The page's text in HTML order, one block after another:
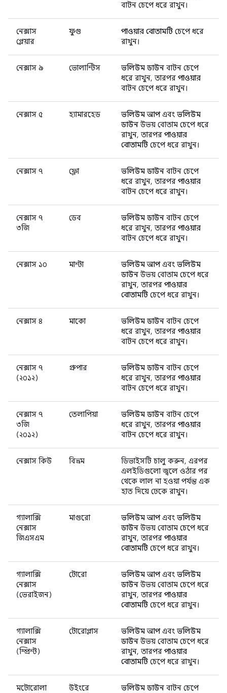
বাটন চেপে ধরে রাখুন।
নেক্সাস
প্লেয়ার
ফুগু পাওয়ার বোতামটি চেপে ধরে
রাখুন।
নেক্সাস ৯ ভোলান্টিস ভলিউম ডাউন বাটন চেপে
ধরে রাখুন, তারপর পাওয়ার
বাটন চেপে ধরে রাখুন।
নেক্সাস ৫ হ্যামারহেড ভলিউম আপএবং ভলিউম
ডাউন উভয় বোতাম চেপে ধরে
রাখুন, তারপর পাওয়ার
বোতামটি চেপে ধরে রাখুন।
নেক্সাস ৭ ফ্লো ভলিউম ডাউন বাটন চেপে
ধরে রাখুন, তারপর পাওয়ার
বাটন চেপে ধরে রাখুন।
নেক্সাস ৭
৩জি
ডেব ভলিউম ডাউন বাটন চেপে
ধরে রাখুন, তারপর পাওয়ার
বাটন চেপে ধরে রাখুন।
নেক্সাস ১০ মান্টা ভলিউম আপএবং ভলিউম
ডাউন উভয় বোতাম চেপে ধরে
রাখুন, তারপর পাওয়ার
বোতামটি চেপে ধরে রাখুন।
নেক্সাস ৪ মাকো ভলিউম ডাউন বাটন চেপে
ধরে রাখুন, তারপর পাওয়ার
বাটন চেপে ধরে রাখুন।
নেক্সাস ৭
(২০১২)
গ্রুপার ভলিউম ডাউন বাটন চেপে
ধরে রাখুন, তারপর পাওয়ার
বাটন চেপে ধরে রাখুন।
নেক্সাস ৭
৩জি
(২০১২)
তেলাপিয়া ভলিউম ডাউন বাটন চেপে
ধরে রাখুন, তারপর পাওয়ার
বাটন চেপে ধরে রাখুন।
নেক্সাস কিউ বিভ্রম
ডিভাইসটি চালু করুন, এরপর
এলইডিগুলো জ্বলে ওঠার পর
থেকে লাল না হওয়া পর্যন্ত এক
হাত দিয়ে ঢেকে রাখুন।
গ্যালাক্সি
নেক্সাস
জিএসএম
মাগুরো ভলিউম আপএবং ভলিউম
ডাউন উভয় বোতাম চেপে ধরে
রাখুন, তারপর পাওয়ার
বোতামটি চেপে ধরে রাখুন।
গ্যালাক্সি
নেক্সাস
(ভেরাইজন)
টোরো ভলিউম আপএবং ভলিউম
ডাউন উভয় বোতাম চেপে ধরে
রাখুন, তারপর পাওয়ার
বোতামটি চেপে ধরে রাখুন।
গ্যালাক্সি
নেক্সাস
(স্প্রিন্ট)
টোরোপ্লাস ভলিউম আপএবং ভলিউম
ডাউন উভয় বোতাম চেপে ধরে
রাখুন, তারপর পাওয়ার
বোতামটি চেপে ধরে রাখুন।
মটোরোলা
উইংরে ভলিউম ডাউন বাটন চেপে